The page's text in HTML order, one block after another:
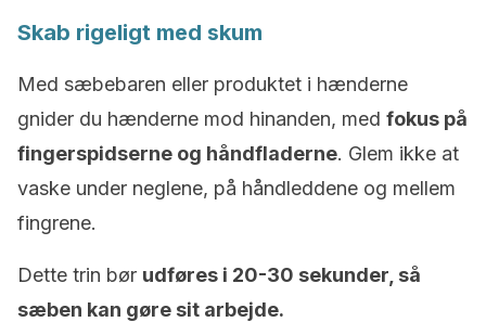
Skab rigeligt med skum
Med sæbebaren eller produktet i hænderne
gnider du hænderne mod hinanden, med fokus på
fingerspidserne og håndfladerne. Glem ikke at
vaske under neglene, på håndleddene og mellem
fingrene.
Dette trin bør udføres i 20-30 sekunder, så
sæben kan gøre sit arbejde.